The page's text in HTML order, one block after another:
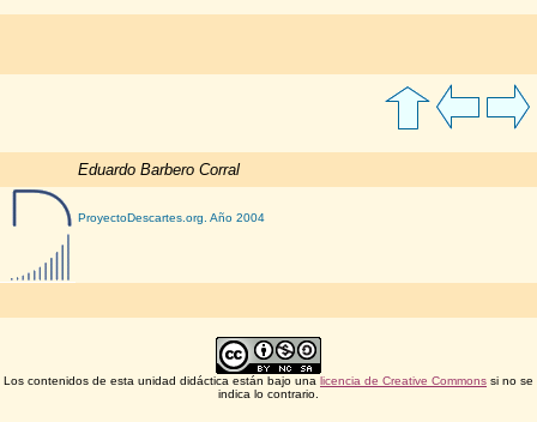
Eduardo Barbero Corral
ProyectoDescartes.org. Año 2004
Los contenidos de esta unidad didáctica están bajo una licencia de Creative Commons si no se
indica lo contrario.